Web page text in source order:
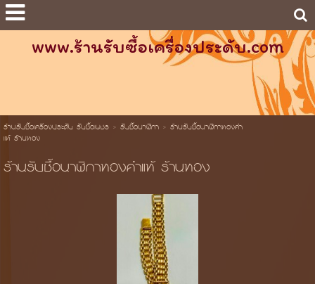
www.ร้านรับซื้อเครื่องประดับ.com
ร้านรับซื้อเครื่องประดับ รับซื้อเพชร> รับซื้อนาฬิกา> ร้านรับซื้อนาฬิกาทองคํา
แท้ ร้านทอง
ร้านรับซื้อนาฬิกาทองคําแท้ ร้านทอง